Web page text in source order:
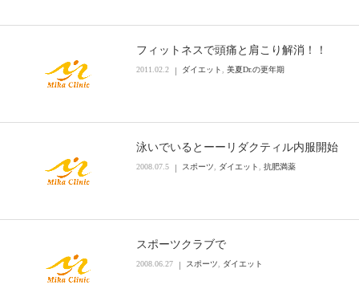
フィットネスで頭痛と肩こり解消！！
2011.02.2 ダイエット 美夏Dr.の更年期
泳いでいるとーーリダクティル内服開始
2008.07.5 スポーツ ダイエット 抗肥満薬
スポーツクラブで
2008.06.27 スポーツ, ダイエット